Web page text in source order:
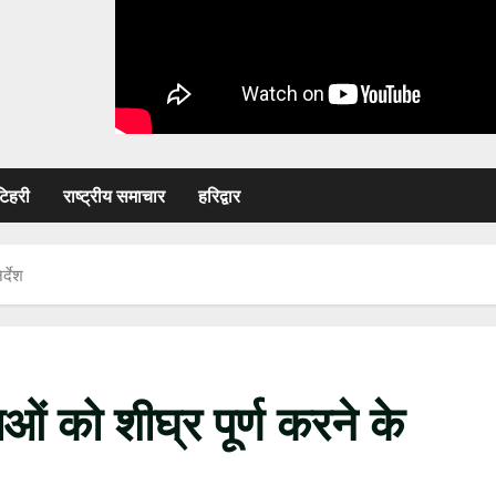
राष्ट्रीय समाचार हरिद्वार
को शीघ्र पूर्ण करने के